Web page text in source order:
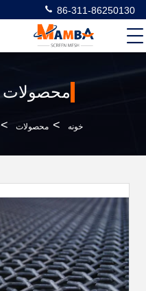
86-311-86250130
محصولات
خونه > محصولات >